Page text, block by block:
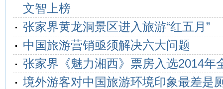
文智上榜
张家界黄龙洞景区进入旅游“红五月”
中国旅游营销亟须解决六大问题
张家界《魅力湘西》票房入选2014年
境外游客对中国旅游环境印象最差是